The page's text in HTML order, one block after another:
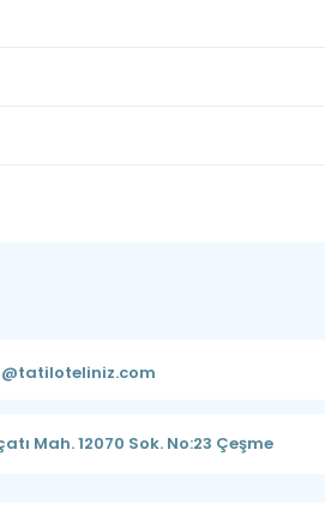
Mah. 12070 Sok. No:23 Çeşme